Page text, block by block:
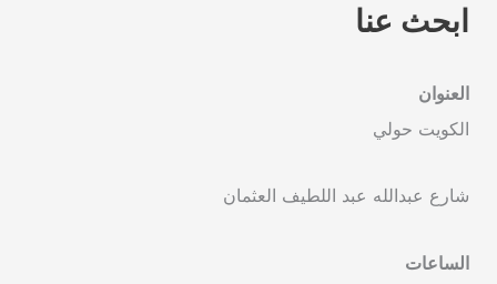
ابحث عنا
العنوان
الكويت حولي
شارع عبدالله عبد اللطيف العثمان
الساعات